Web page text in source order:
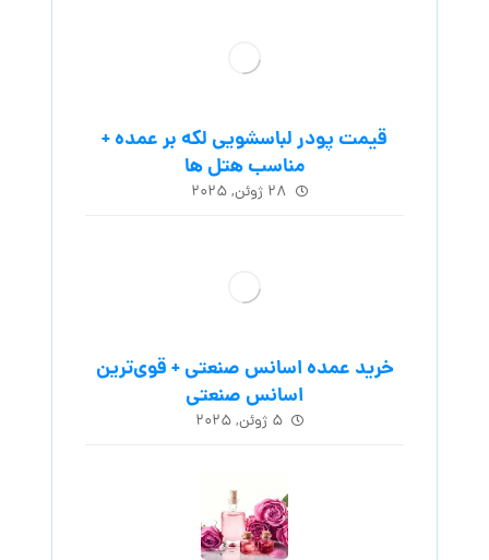
قیمت پودر لباسشویی لکه بر عمده +
مناسب هتل ها
۲۸ ژوئن, ۲۰۲۵
خرید عمده اسانس صنعتی + قوی‌ترین
اسانس‌ صنعتی
۵ ژوئن, ۲۰۲۵